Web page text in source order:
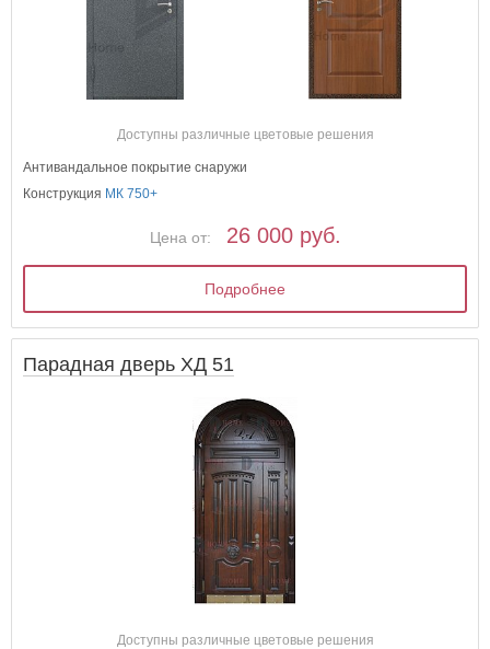
Доступны различные цветовые решения
Антивандальное покрытие снаружи
Конструкция МК 750+
Цена от: 26 000 руб.
Подробнее
Парадная дверь ХД 51
Доступны различные цветовые решения